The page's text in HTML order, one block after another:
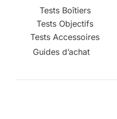
Tests Boîtiers
Tests Objectifs
Tests Accessoires
Guides d’achat